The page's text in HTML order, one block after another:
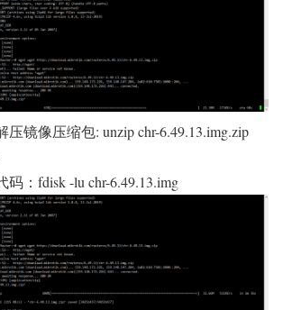
压镜像压缩包: unzip chr-6.49.13.img.zip
码：fdisk -lu chr-6.49.13.img